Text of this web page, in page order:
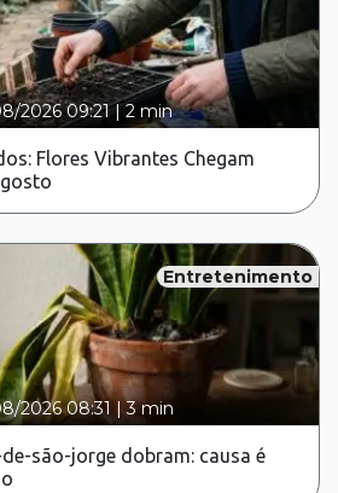
2026 09:21|2 min
Flores Vibrantes Chegam
Entretenimento
2026 08:31 |3 min
são-jorge dobram: causa é